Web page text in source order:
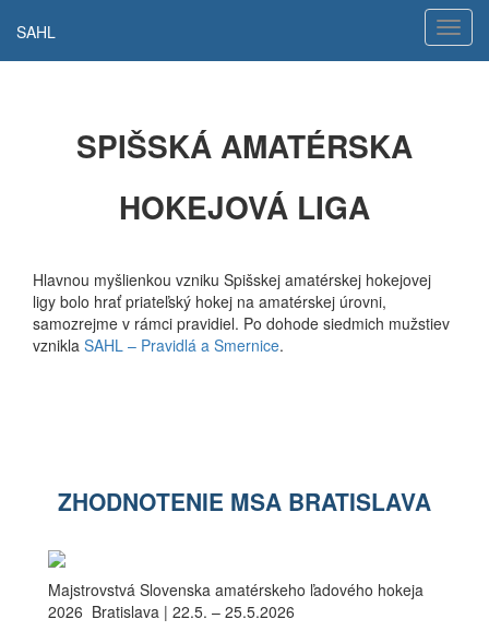
SAHL
SPIŠSKÁ AMATÉRSKA
HOKEJOVÁ LIGA
Hlavnou myšlienkou vzniku Spišskej amatérskej hokejovej
ligy bolo hrať priateľský hokej na amatérskej úrovni,
samozrejme v rámci pravidiel. Po dohode siedmich mužstiev
vznikla SAHL – Pravidlá a Smernice.
ZHODNOTENIE MSA BRATISLAVA
Majstrovstvá Slovenska amatérskeho ľadového hokeja
2026 Bratislava | 22.5. – 25.5.2026